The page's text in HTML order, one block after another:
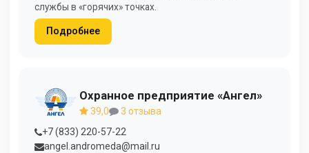
службы в «горячих» точках.
Подробнее
Охранное предприятие «Ангел»
39,0
3 отзыва
+7 (833) 220-57-22
angel.andromeda@mail.ru